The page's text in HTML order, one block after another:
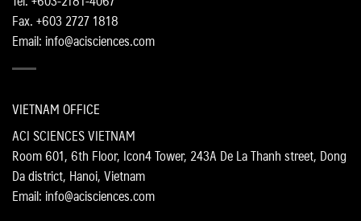
Fax. +603 2727 1818
Email: info@acisciences.com
VIETNAM OFFICE
ACI SCIENCES VIETNAM
Room 601, 6th Floor, Icon4 Tower, 243A De La Thanh street, Dong
Da district, Hanoi, Vietnam
Email: info@acisciences.com